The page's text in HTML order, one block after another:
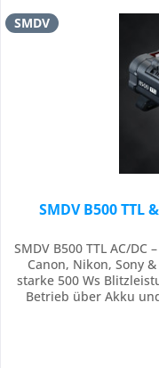
SMDV
SMDV B500
SMDV B500 TTL AC/
Canon, Nikon, Sony
starke 500 Ws
Betrieb über Akku
Automatikfunktionen